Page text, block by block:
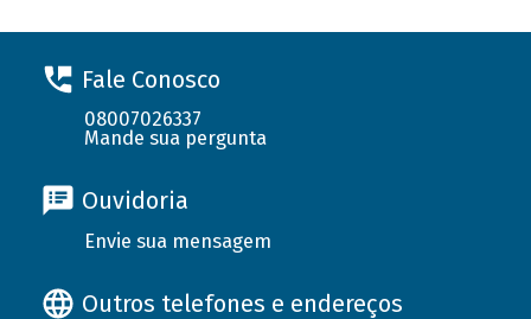
Fale Conosco
08007026337
Mande sua pergunta
Ouvidoria
Envie sua mensagem
Outros telefones e endereços